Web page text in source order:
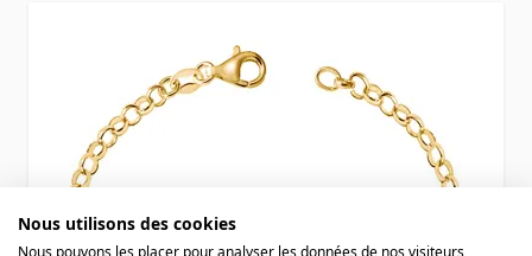
Nous utilisons des cookies
Nous pouvons les placer pour analyser les données de nos visiteurs,